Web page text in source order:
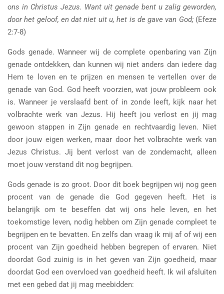
ons in Christus Jezus. Want uit genade bent u zalig geworden,
door het geloof, en dat niet uit u, het is de gave van God;(Efeze
2:7-8)
Gods genade. Wanneer wij de complete openbaring van Zijn
genade ontdekken, dan kunnen wij niet anders dan iedere dag
Hem te loven en te prijzen en mensen te vertellen over de
genade van God. God heeft voorzien, wat jouw probleem ook
is. Wanneer je verslaafd bent of in zonde leeft, kijk naar het
volbrachte werk van Jezus. Hij heeft jou verlost en jij mag
gewoon stappen in Zijn genade en rechtvaardig leven. Niet
door jouw eigen werken, maar door het volbrachte werk van
Jezus Christus. Jij bent verlost van de zondemacht, alleen
moet jouw verstand dit nog begrijpen.
Gods genade is zo groot. Door dit boek begrijpen wij nog geen
procent van de genade die God gegeven heeft. Het is
belangrijk om te beseffen dat wij ons hele leven, en het
toekomstige leven, nodig hebben om Zijn genade compleet te
begrijpen en te bevatten. En zelfs dan vraag ik mij af of wij een
procent van Zijn goedheid hebben begrepen of ervaren. Niet
doordat God zuinig is in het geven van Zijn goedheid, maar
doordat God een overvloed van goedheid heeft. Ik wil afsluiten
met een gebed dat jij mag meebidden: